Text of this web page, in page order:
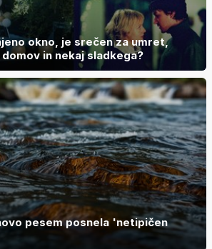
okno, je srečen za umret,
in nekaj sladkega?
pesem posnela 'netipičen